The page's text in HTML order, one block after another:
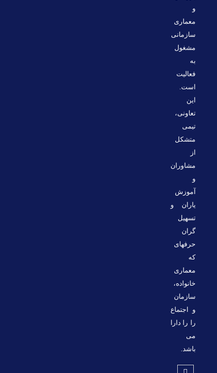
و
معماری
سازمانی
مشغول
به
فعالیت
است.
این
تعاونی،
تیمی
متشکل
از
مشاوران
و
آموزش
یاران و
تسهیل
گران
حرفه‏ای
که
معماری
خانواده،
سازمان
و اجتماع
را را دارا
می
باشد.